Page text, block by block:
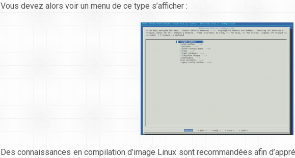
Vous devez alors voir un menu de ce type s’afficher :
Des connaissances en compilation d’image Linux sont recommandées afin